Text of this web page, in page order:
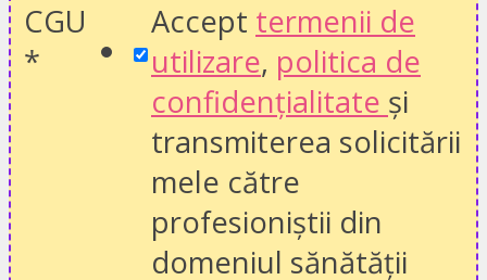
CGU
*
Accept termenii de
utilizare, politica de
confidențialitate și
transmiterea solicitării
mele către
profesioniștii din
domeniul sănătății